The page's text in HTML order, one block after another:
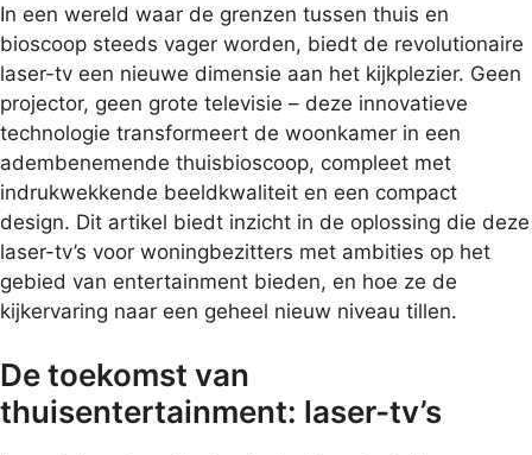
In een wereld waar de grenzen tussen thuis en
bioscoop steeds vager worden, biedt de revolutionaire
laser-tv een nieuwe dimensie aan het kijkplezier. Geen
projector, geen grote televisie – deze innovatieve
technologie transformeert de woonkamer in een
adembenemende thuisbioscoop, compleet met
indrukwekkende beeldkwaliteit en een compact
design. Dit artikel biedt inzicht in de oplossing die deze
laser-tv’s voor woningbezitters met ambities op het
gebied van entertainment bieden, en hoe ze de
kijkervaring naar een geheel nieuw niveau tillen.
De toekomst van
thuisentertainment: laser-tv’s